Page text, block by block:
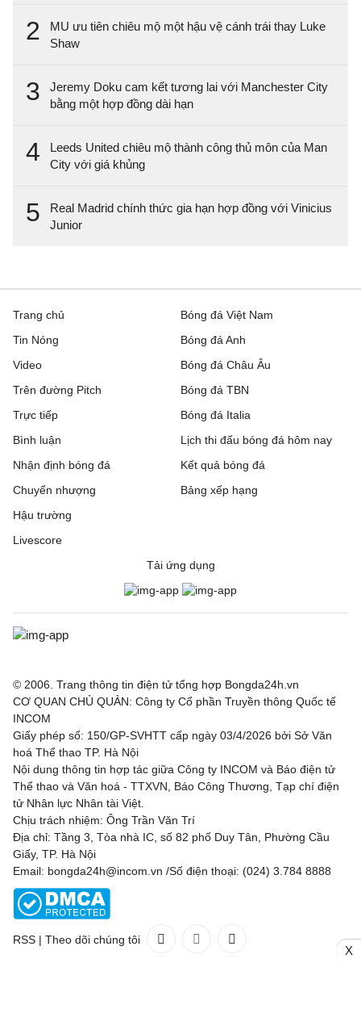
2
MU ưu tiên chiêu mộ một hậu vệ cánh trái thay Luke
Shaw
3
Jeremy Doku cam kết tương lai với Manchester City
bằng một hợp đồng dài hạn
4
Leeds United chiêu mộ thành công thủ môn của Man
City với giá khủng
5
Real Madrid chính thức gia hạn hợp đồng với Vinicius
Junior
Trang chủ
Tin Nóng
Video
Trên đường Pitch
Trực tiếp
Bóng đá Việt Nam
Bóng đá Anh
Bóng đá Châu Âu
Bóng đá TBN
Bóng đá Italia
Bình luận
Nhận định bóng đá
Chuyển nhượng
Hậu trường
Livescore
Lịch thi đấu bóng đá hôm nay
Kết quả bóng đá
Bảng xếp hạng
Tải ứng dụng
© 2006. Trang thông tin điện tử tổng hợp Bongda24h.vn
CƠ QUAN CHỦ QUẢN: Công ty Cổ phần Truyền thông Quốc tế
INCOM
Giấy phép số: 150/GP-SVHTT cấp ngày 03/4/2026 bởi Sở Văn
hoá Thể thao TP. Hà Nội
Nội dung thông tin hợp tác giữa Công ty INCOM và Báo điện tử
Thể thao và Văn hoá - TTXVN, Báo Công Thương, Tạp chí điện
tử Nhân lực Nhân tài Việt.
Chịu trách nhiệm: Ông Trần Văn Trí
Địa chỉ: Tầng 3, Tòa nhà IC, số 82 phố Duy Tân, Phường Cầu
Giấy, TP. Hà Nội
Email: bongda24h@incom.vn /Số điện thoại: (024) 3.784 8888
RSS | Theo dõi chúng tôi
X